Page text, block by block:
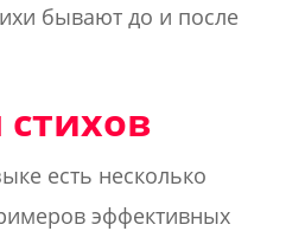
бывают до и после
есть несколько
эффективных